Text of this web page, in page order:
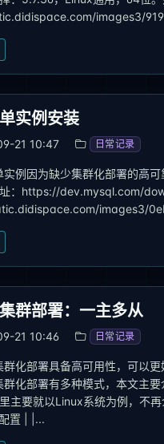
images3/
实例安装
21 10:47 日常记录
实例因为缺少集群化部署的高
址：https://dev.mysql.com/
images3/
群部署：一主多从
21 10:46 日常记录
化部署具备高可用性，可以
群化部署有多种模式，本文主
主要就以Linux系统为例，不
置 | |...